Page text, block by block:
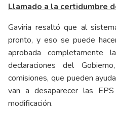
Llamado a la certidumbre
Gaviria resaltó que al
pronto, y eso se puede
aprobada
declaraciones del
comisiones, que pueden
van a desaparecer las
modificación.